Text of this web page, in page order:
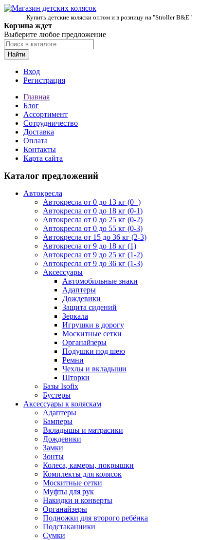
Купить детские коляски оптом и в розницу на "Stroller B&E"
Корзина ждет
Выберите любое предложение
Найти
Вход
Регистрация
Главная
Блог
Ассортимент
Сотрудничество
Доставка
Оплата
Контакты
Карта сайта
Каталог предложений
Автокресла
Автокресла от 0 до 13 кг (0+)
Автокресла от 0 до 18 кг (0-1)
Автокресла от 0 до 25 кг (0-2)
Автокресла от 0 до 55 кг (0-3)
Автокресла от 15 до 36 кг (2-3)
Автокресла от 9 до 18 кг (1)
Автокресла от 9 до 25 кг (1-2)
Автокресла от 9 до 36 кг (1-3)
Аксессуары
Автомобильные знаки
Адаптеры
Дождевики
Защита сидений
Зеркала
Игрушки в дорогу
Москитные сетки
Органайзеры
Подушки под шею
Ремни
Чехлы и вкладыши
Шторки
Базы Isofix
Бустеры
Аксессуары к коляскам
Адаптеры
Бамперы
Вкладышы и матрасики
Дождевики
Замки
Зонты
Колеса, камеры, покрышки
Комплекты для колясок
Москитные сетки
Муфты для рук
Накидки и конверты
Органайзеры
Подножки для второго ребёнка
Подстаканники
Сумки